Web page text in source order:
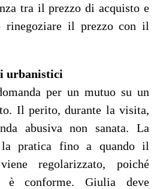
tra il prezzo di acquisto e
rinegoziare il prezzo con il
urbanistici
per un mutuo su un
Il perito, durante la visita,
abusiva non sanata. La
la pratica fino a quando il
regolarizzato, poiché
è conforme. Giulia deve